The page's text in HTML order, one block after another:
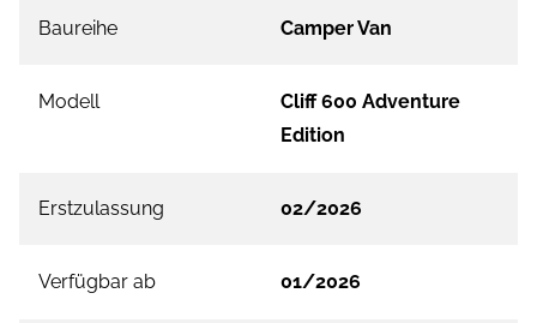
Baureihe Camper Van
Modell
Cliff 600 Adventure
Edition
Erstzulassung 02/2026
Verfügbar ab 01/2026